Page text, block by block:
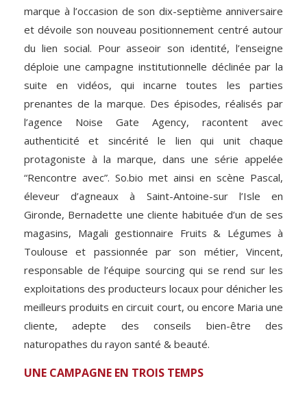
marque à l’occasion de son dix-septième anniversaire
et dévoile son nouveau positionnement centré autour
du lien social. Pour asseoir son identité, l’enseigne
déploie une campagne institutionnelle déclinée par la
suite en vidéos, qui incarne toutes les parties
prenantes de la marque. Des épisodes, réalisés par
l’agence Noise Gate Agency, racontent avec
authenticité et sincérité le lien qui unit chaque
protagoniste à la marque, dans une série appelée
“Rencontre avec”. So.bio met ainsi en scène Pascal,
éleveur d’agneaux à Saint-Antoine-sur l’Isle en
Gironde, Bernadette une cliente habituée d’un de ses
magasins, Magali gestionnaire Fruits & Légumes à
Toulouse et passionnée par son métier, Vincent,
responsable de l’équipe sourcing qui se rend sur les
exploitations des producteurs locaux pour dénicher les
meilleurs produits en circuit court, ou encore Maria une
cliente, adepte des conseils bien-être des
naturopathes du rayon santé & beauté.
UNE CAMPAGNE EN TROIS TEMPS